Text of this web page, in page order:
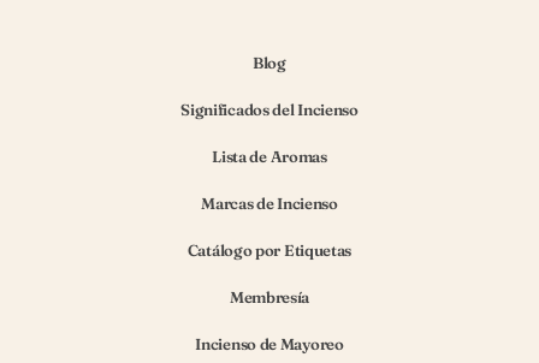
Blog
Significados del Incienso
Lista de Aromas
Marcas de Incienso
Catálogo por Etiquetas
Membresía
Incienso de Mayoreo